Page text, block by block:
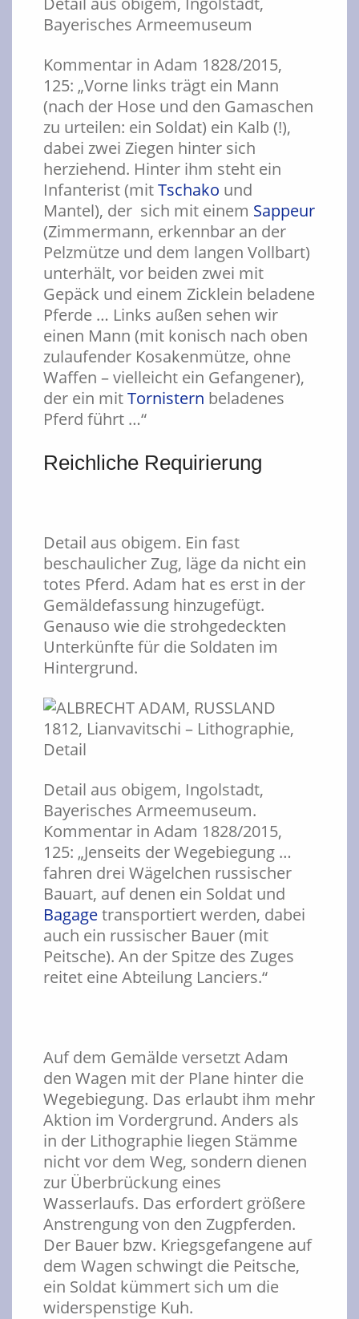
Bayerisches Armeemuseum
Kommentar in Adam 1828/2015,
125: „Vorne links trägt ein Mann
(nach der Hose und den Gamaschen
zu urteilen: ein Soldat) ein Kalb (!),
dabei zwei Ziegen hinter sich
herziehend. Hinter ihm steht ein
Infanterist (mitTschako und
Mantel), der sich mit einem Sappeur
(Zimmermann, erkennbar an der
Pelzmütze und dem langen Vollbart)
unterhält, vor beiden zwei mit
Gepäck und einem Zicklein beladene
Pferde … Links außen sehen wir
einen Mann (mit konisch nach oben
zulaufender Kosakenmütze, ohne
Waffen – vielleicht ein Gefangener),
der ein mitTornistern beladenes
Pferd führt …“
Reichliche Requirierung
Detail aus obigem. Ein fast
beschaulicher Zug, läge da nicht ein
totes Pferd. Adam hat es erst in der
Gemäldefassung hinzugefügt.
Genauso wie die strohgedeckten
Unterkünfte für die Soldaten im
Hintergrund.
Detail aus obigem, Ingolstadt,
Bayerisches Armeemuseum.
Kommentar in Adam 1828/2015,
125: „Jenseits der Wegebiegung …
fahren drei Wägelchen russischer
Bauart, auf denen ein Soldat und
Bagagetransportiert werden, dabei
auch ein russischer Bauer (mit
Peitsche). An der Spitze des Zuges
reitet eine Abteilung Lanciers.“
Auf dem Gemälde versetzt Adam
den Wagen mit der Plane hinter die
Wegebiegung. Das erlaubt ihm mehr
Aktion im Vordergrund. Anders als
in der Lithographie liegen Stämme
nicht vor dem Weg, sondern dienen
zur Überbrückung eines
Wasserlaufs. Das erfordert größere
Anstrengung von den Zugpferden.
Der Bauer bzw. Kriegsgefangene auf
dem Wagen schwingt die Peitsche,
ein Soldat kümmert sich um die
widerspenstige Kuh.